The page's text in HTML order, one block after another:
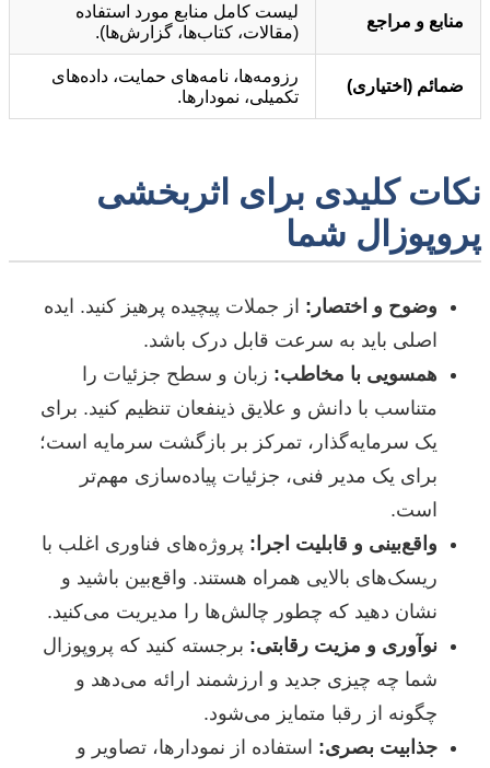
منابع و مراجع
لیست کامل منابع مورد استفاده
(مقالات، کتاب‌ها، گزارش‌ها).
ضمائم (اختیاری)
رزومه‌ها، نامه‌های حمایت، داده‌های
تکمیلی، نمودارها.
نکات کلیدی برای اثربخشی
پروپوزال شما
وضوح و اختصار: از جملات پیچیده پرهیز کنید. ایده
اصلی باید به سرعت قابل درک باشد.
همسویی با مخاطب: زبان و سطح جزئیات را
متناسب با دانش و علایق ذینفعان تنظیم کنید. برای
یک سرمایه‌گذار، تمرکز بر بازگشت سرمایه است؛
برای یک مدیر فنی، جزئیات پیاده‌سازی مهم‌تر
است.
واقع‌بینی و قابلیت اجرا: پروژه‌های فناوری اغلب با
ریسک‌های بالایی همراه هستند. واقع‌بین باشید و
نشان دهید که چطور چالش‌ها را مدیریت می‌کنید.
نوآوری و مزیت رقابتی: برجسته کنید که پروپوزال
شما چه چیزی جدید و ارزشمند ارائه می‌دهد و
چگونه از رقبا متمایز می‌شود.
جذابیت بصری: استفاده از نمودارها، تصاویر و